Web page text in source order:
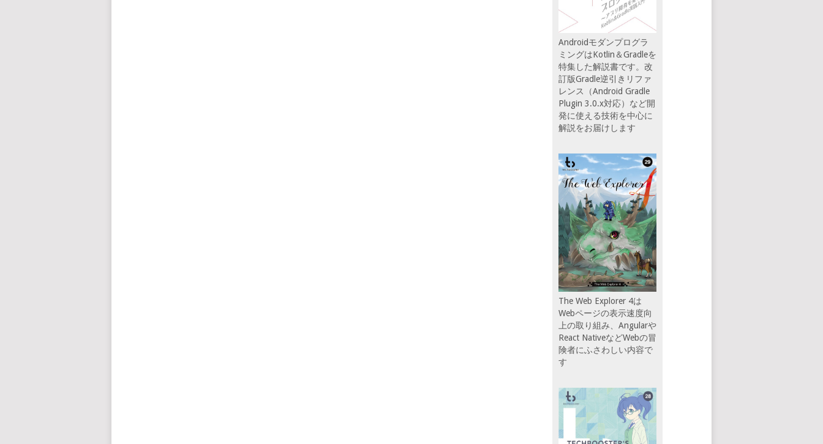
Androidモダンプログラ
ミングはKotlin＆Gradleを
特集した解説書です。改
訂版Gradle逆引きリファ
レンス（Android Gradle
Plugin 3.0.x対応）など開
発に使える技術を中心に
解説をお届けします
The Web Explorer 4は
Webページの表示速度向
上の取り組み、Angularや
React NativeなどWebの冒
険者にふさわしい内容で
す